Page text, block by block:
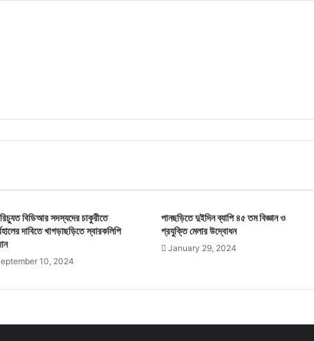
বিডিআর সদস্যদের চাকুরীতে
দাবিতে খাগড়াছড়িতে স্বারকলিপি
10, 2024
পানছড়িতে দুইদিন ব্যাপি ৪৫ তম বিজ্ঞান ও
প্রযুক্তি মেলার উদ্বোধন
January 29, 2024